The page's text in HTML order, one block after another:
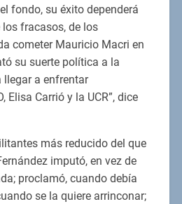
fondo, su éxito dependerá
fracasos, de los
cometer Mauricio Macri en
su suerte política a la
llegar a enfrentar
Elisa Carrió y la UCR”, dice
más reducido del que
imputó, en vez de
proclamó, cuando debía
se la quiere arrinconar;